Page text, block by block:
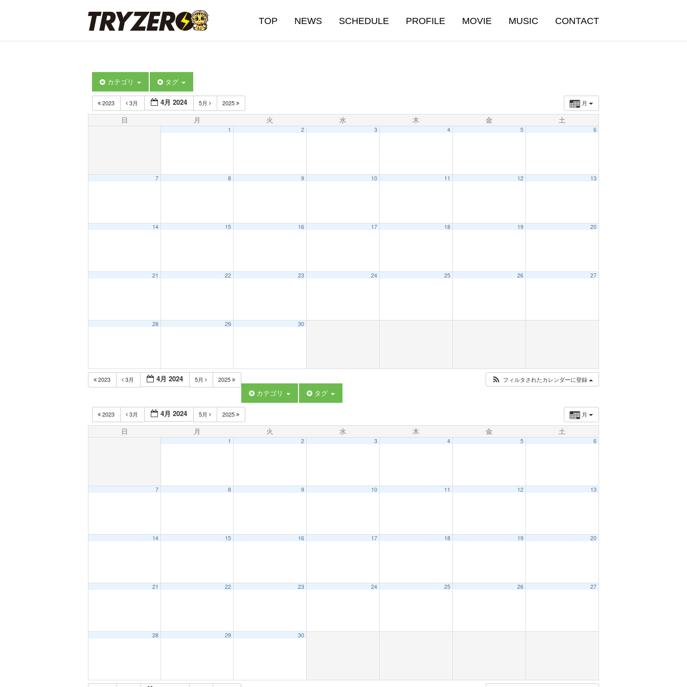
TOP NEWS SCHEDULE PROFILE MOVIE MUSIC CONTACT
カテゴリ タグ
月
2023 3月 4月 2024 5月 2025
日 月 火 水 木 金 土
1 2 3 4 5 6
7 8 9 10 11 12 13
14 15 16 17 18 19 20
21 22 23 24 25 26 27
28 29 30
2023 3月 4月 2024 5月 2025 フィルタされたカレンダーに登録
カテゴリ タグ
月
2023 3月 4月 2024 5月 2025
日 月 火 水 木 金 土
1 2 3 4 5 6
7 8 9 10 11 12 13
14 15 16 17 18 19 20
21 22 23 24 25 26 27
28 29 30